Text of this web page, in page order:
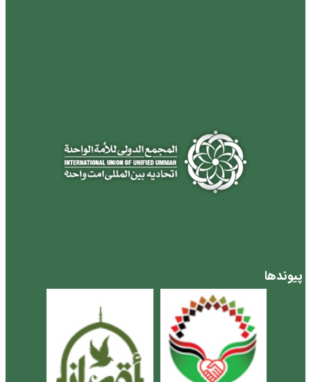
پیوندها